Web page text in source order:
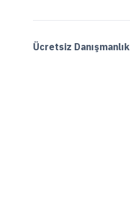
Ücretsiz Danışmanlık